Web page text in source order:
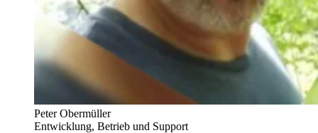
Peter Obermüller
Entwicklung, Betrieb und Support